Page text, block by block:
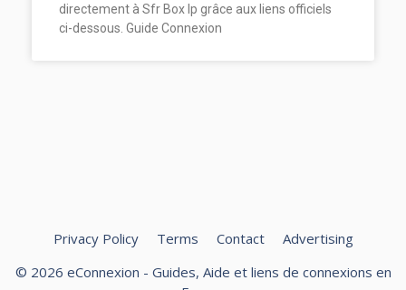
directement à Sfr Box Ip grâce aux liens officiels
ci-dessous. Guide Connexion
Privacy Policy Terms Contact
Advertising
© 2026 eConnexion - Guides, Aide et liens de connexions en